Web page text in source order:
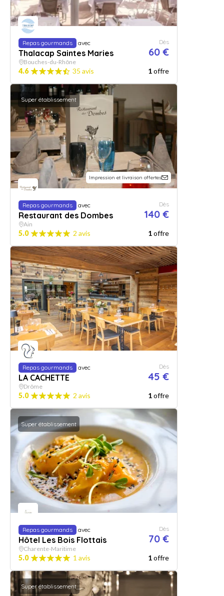
Repas gourmands avec
Thalacap Saintes Maries
Dès
60 €
Bouches-du-Rhône
4.6 35 avis 1offre
Super établissement
Impression et livraison offertes
Repas gourmands avec
Restaurant des Dombes
Dès
140 €
Ain
5.0 2 avis 1offre
Repas gourmands avec
LA CACHETTE
Dès
45 €
Drôme
5.0 2 avis 1offre
Super établissement
Repas gourmands avec
Hôtel Les Bois Flottais
Dès
70 €
Charente-Maritime
5.0 1 avis 1offre
Super établissement